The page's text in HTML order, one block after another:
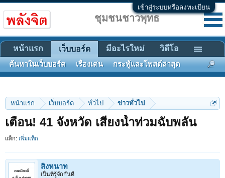
เข้าสู่ระบบหรือลงทะเบียน
หน้าแรก เว็บบอร์ด ทั่วไป ข่าวทั่วไป
เตือน! 41 จังหวัด เสี่ยงน้ำท่วมฉับพลัน
แท็ก: เพิ่มแท็ก
สิงหนาท
เป็นที่รู้จักกันดี
ชุมชนชาวพุทธ
หน้าแรก เว็บบอร์ด
ค้นหาในเว็บบอร์ด เรื่องเด่น กระทู้และโพสต์ล่าสุด
มีอะไรใหม่ วิดีโอ